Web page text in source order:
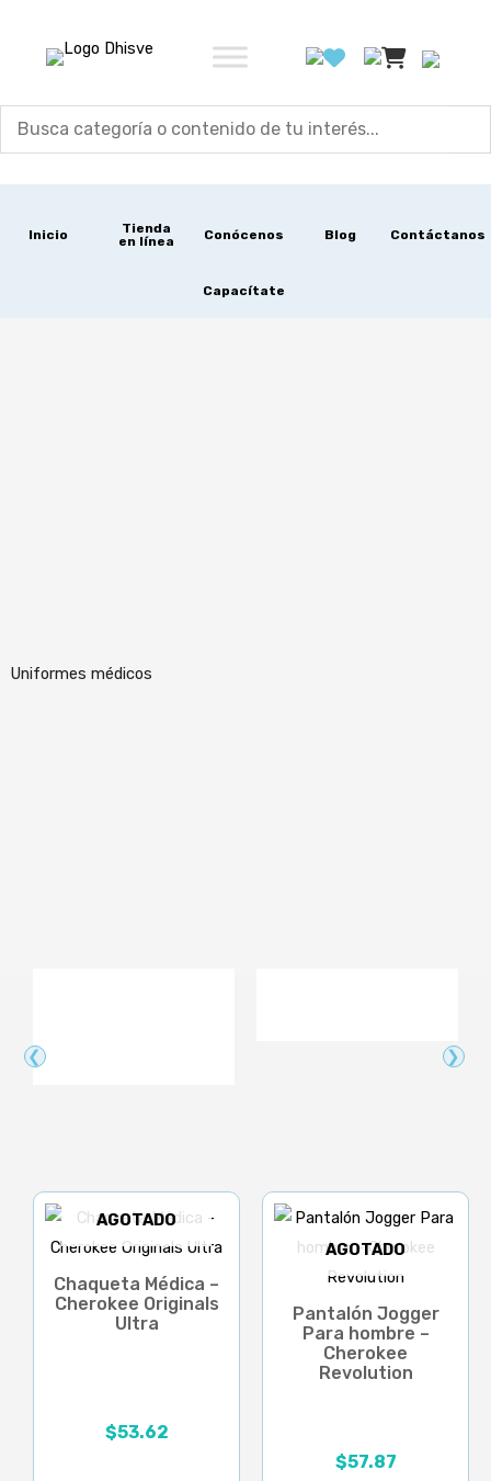
contenido
Inicio
Tienda
en línea
Conócenos Blog Contáctanos
Capacítate
Uniformes médicos
❮ ❯
AGOTADO
Chaqueta Médica –
Cherokee Originals
Ultra
$53.62
AGOTADO
Pantalón Jogger
Para hombre –
Cherokee
Revolution
$57.87